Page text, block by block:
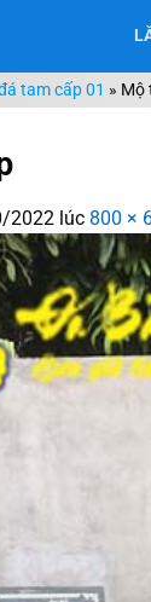
tam cấp 01 » Mộ
2022 lúc 800 ×